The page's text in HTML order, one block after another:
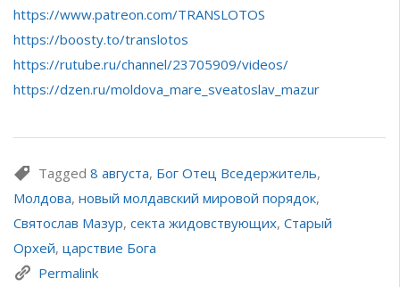
https://www.patreon.com/TRANSLOTOS
https://boosty.to/translotos
https://rutube.ru/channel/23705909/videos/
https://dzen.ru/moldova_mare_sveatoslav_mazur
Tagged 8 августа, Бог Отец Вседержитель,
Молдова, новый молдавский мировой порядок,
Святослав Мазур, секта жидовствующих, Старый
Орхей, царствие Бога
Permalink